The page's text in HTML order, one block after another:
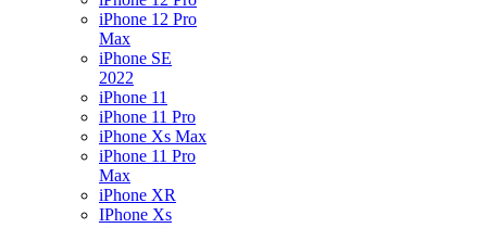
iPhone 12 Pro
Max
iPhone SE
2022
iPhone 11
iPhone 11 Pro
iPhone Xs Max
iPhone 11 Pro
Max
iPhone XR
IPhone Xs